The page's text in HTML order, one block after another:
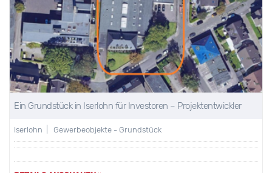
Ein Grundstück in Iserlohn für Investoren – Projektentwickler
Iserlohn | Gewerbeobjekte - Grundstück